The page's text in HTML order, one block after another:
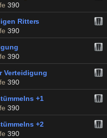
390
Ritters
390
390
Verteidigung
390
+1
390
+2
390